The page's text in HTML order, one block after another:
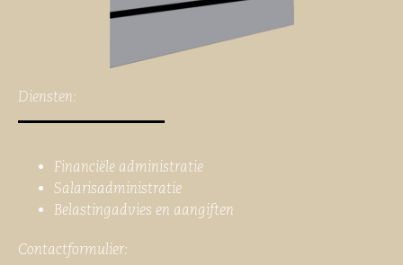
Diensten:
Financiële administratie
Salarisadministratie
Belastingadvies en aangiften
Contactformulier: